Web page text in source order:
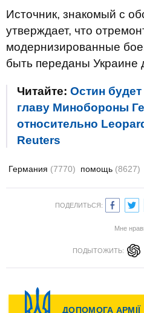
Источник, знакомый с
утверждает, что
модернизированные
быть переданы Украине
Читайте: Остин
главу Минобороны
относительно
Reuters
Германия (7770) помощь (8627)
ПОДЕЛИТЬСЯ:
Мне
ПОДЫТОЖИТЬ: